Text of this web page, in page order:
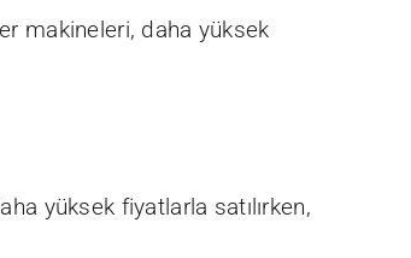
makineleri, daha yüksek
yüksek fiyatlarla satılırken,